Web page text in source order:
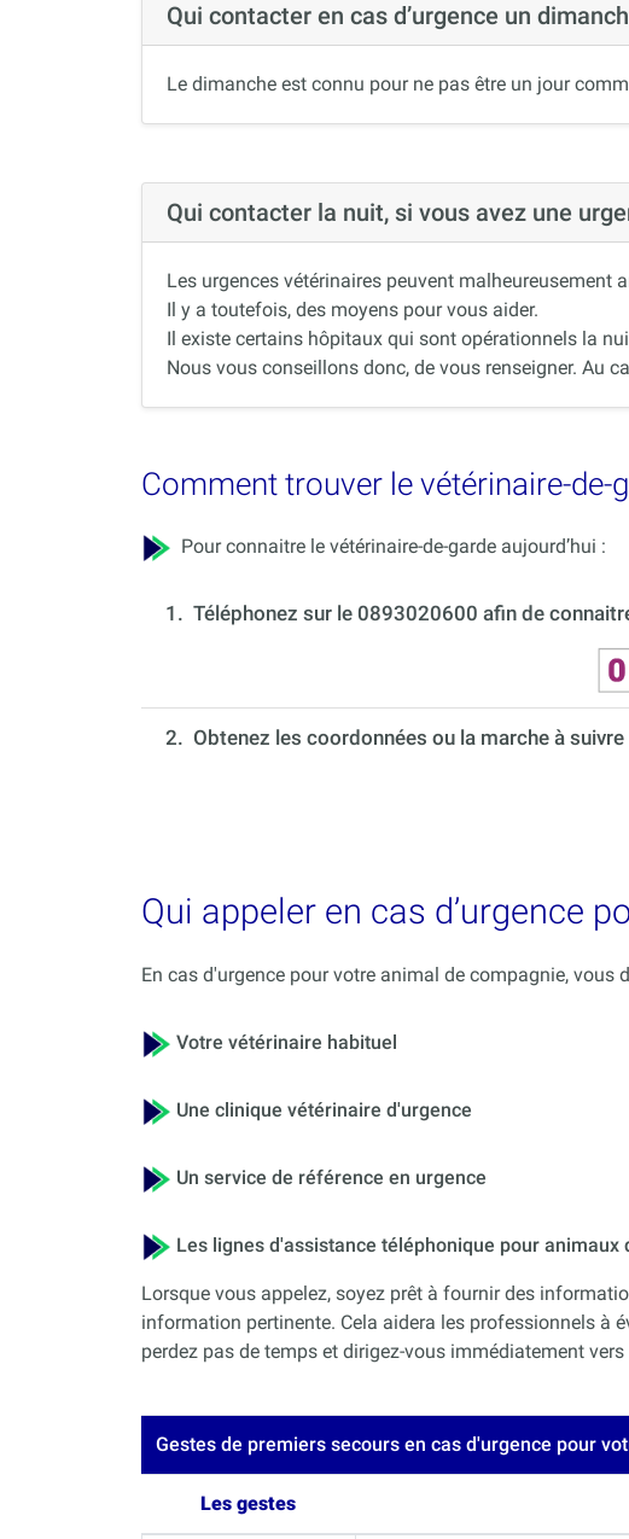
Qui contacter en cas d’urgence un
Le dimanche est connu pour ne pas être un jour
Qui contacter la nuit, si vous avez une
Les urgences vétérinaires peuvent malheureusement
Il y a toutefois, des moyens pour vous aider.
Il existe certains hôpitaux qui sont opérationnels la
Nous vous conseillons donc, de vous renseigner. Au
Comment trouver le vétérinaire-de-
Pour connaitre le vétérinaire-de-garde aujourd’hui :
1. Téléphonez sur le 0893020600 afin de
2. Obtenez les coordonnées ou la marche à
Qui appeler en cas d’urgence
En cas d'urgence pour votre animal de compagnie, vous
Votre vétérinaire habituel
Une clinique vétérinaire d'urgence
Un service de référence en urgence
Les lignes d'assistance téléphonique pour animaux
Lorsque vous appelez, soyez prêt à fournir des
information pertinente. Cela aidera les professionnels à
perdez pas de temps et dirigez-vous immédiatement
Gestes de premiers secours en cas d'urgence pour
Les gestes